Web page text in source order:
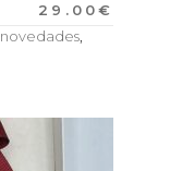
29.00€
novedades,